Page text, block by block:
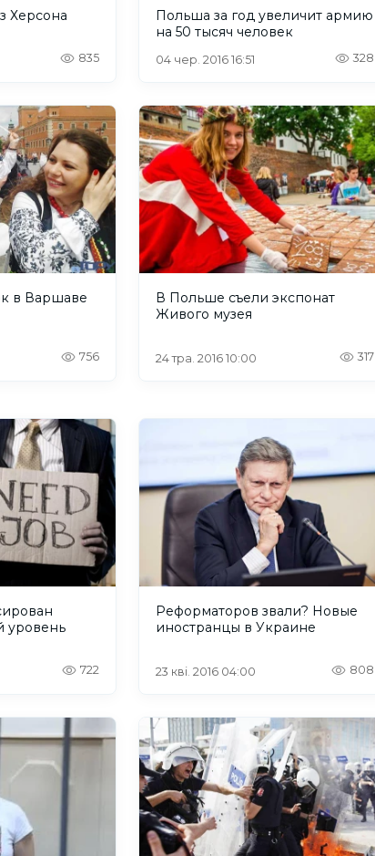
Херсона
835
Польша за год увеличит армию
на 50 тысяч человек
04 чер. 2016 16:51 328
в Варшаве
756
В Польше съели экспонат
Живого музея
24 тра. 2016 10:00 317
уровень
722
Реформаторов звали? Новые
иностранцы в Украине
23 кві. 2016 04:00 808